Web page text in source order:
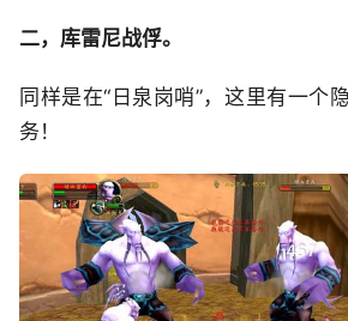
二，库雷尼战俘。
同样是在“日泉岗哨”，这里有一个
务！